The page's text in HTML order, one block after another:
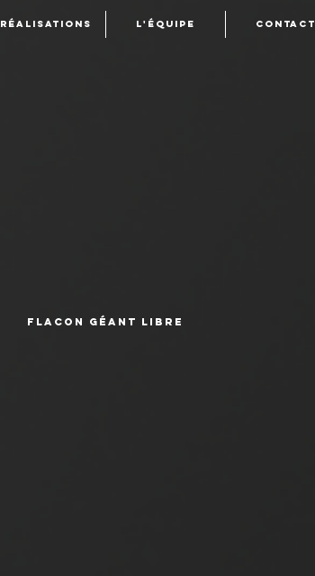
réalisations l'équipe Contact
Flacon géant libre